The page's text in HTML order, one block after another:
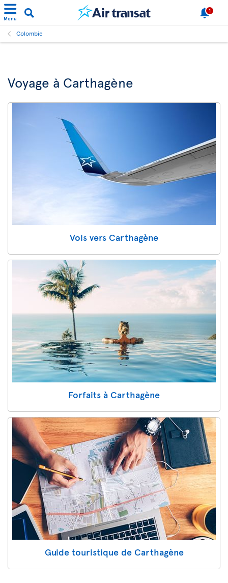
Menu
1
Colombie
Voyage à Carthagène
Vols vers Carthagène
Forfaits à Carthagène
Guide touristique de Carthagène